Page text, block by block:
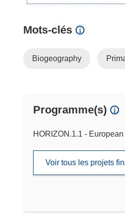
Mots‑clés
Biogeography
Programme(s)
HORIZON.1.1 -
Voir tous les projets